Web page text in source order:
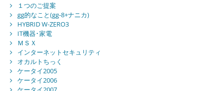
１つのご提案
gg的なこと(gg-8+ナニカ)
HYBRID W-ZERO3
IT機器･家電
ＭＳＸ
インターネットセキュリティ
オカルトちっく
ケータイ2005
ケータイ2006